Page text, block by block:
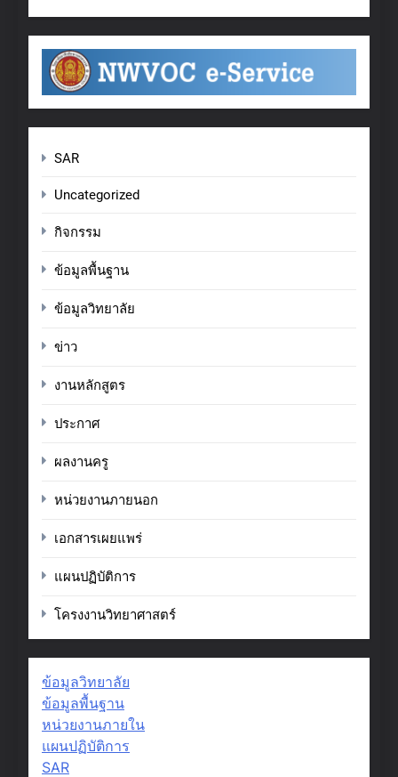
SAR
Uncategorized
กิจกรรม
ข้อมูลพื้นฐาน
ข้อมูลวิทยาลัย
ข่าว
งานหลักสูตร
ประกาศ
ผลงานครู
หน่วยงานภายนอก
เอกสารเผยแพร่
แผนปฏิบัติการ
โครงงานวิทยาศาสตร์
ข้อมูลวิทยาลัย
ข้อมูลพื้นฐาน
หน่วยงานภายใน
แผนปฏิบัติการ
SAR